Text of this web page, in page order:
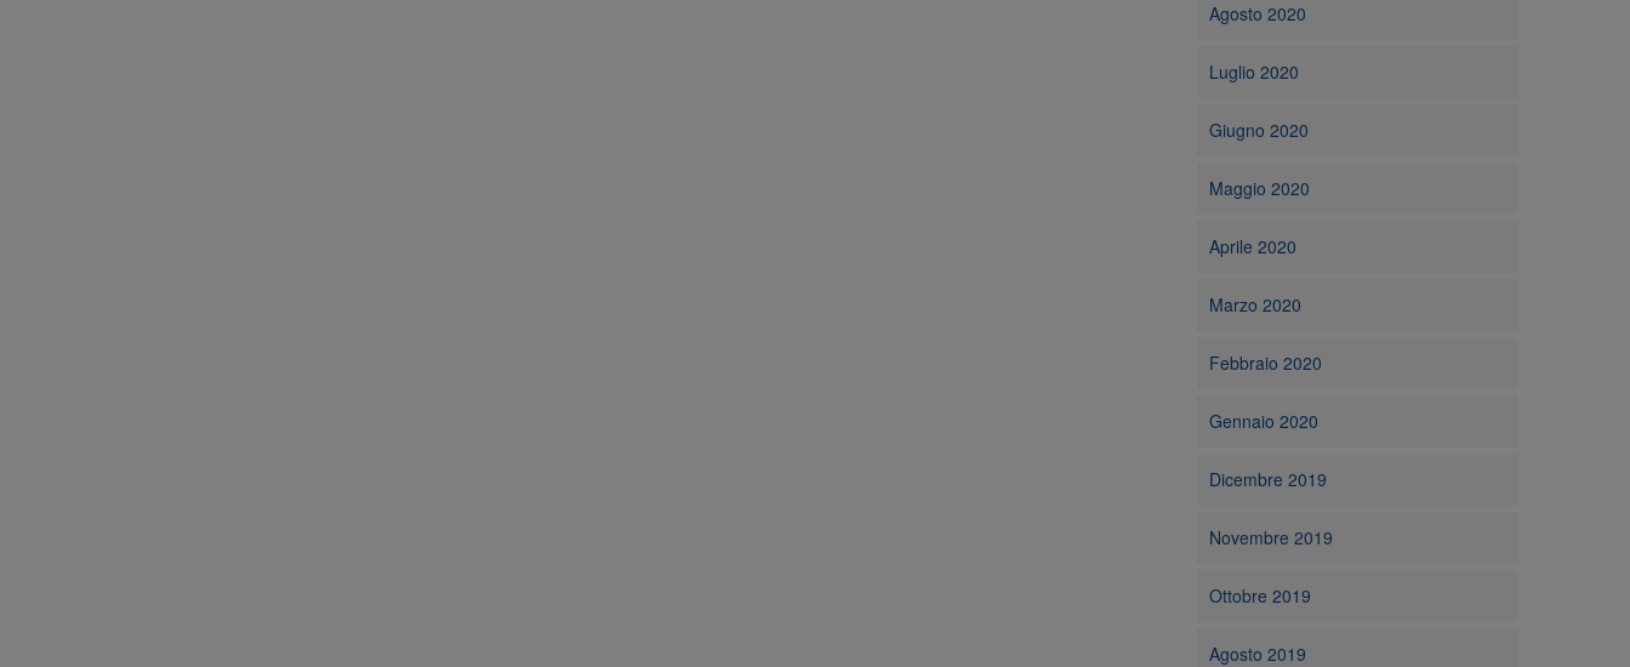
Agosto 2020
Luglio 2020
Giugno 2020
Maggio 2020
Aprile 2020
Marzo 2020
Febbraio 2020
Gennaio 2020
Dicembre 2019
Novembre 2019
Ottobre 2019
Agosto 2019